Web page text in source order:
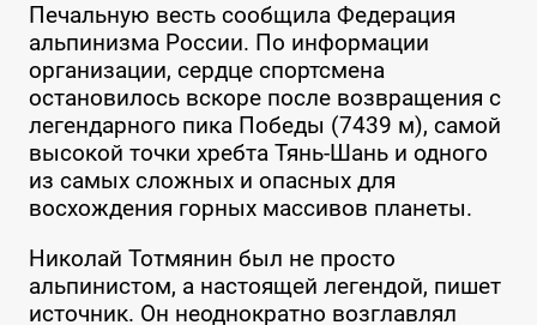
Печальную весть сообщила Федерация
альпинизма России. По информации
организации, сердце спортсмена
остановилось вскоре после возвращения с
легендарного пика Победы (7439 м), самой
высокой точки хребта Тянь-Шань и одного
из самых сложных и опасных для
восхождения горных массивов планеты.
Николай Тотмянин был не просто
альпинистом, а настоящей легендой, пишет
источник. Он неоднократно возглавлял